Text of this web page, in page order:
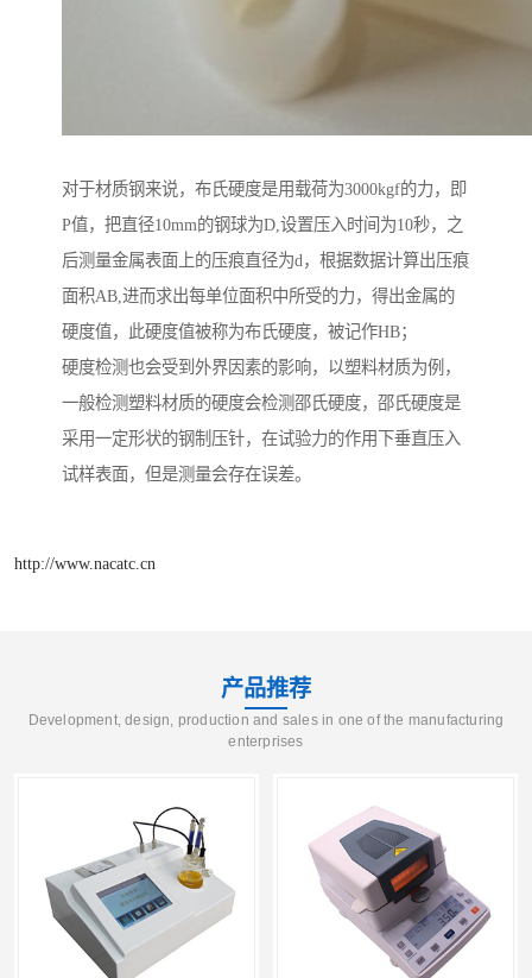
对于材质钢来说，布氏硬度是用载荷为3000kgf的力，即
P值，把直径10mm的钢球为D,设置压入时间为10秒，之
后测量金属表面上的压痕直径为d，根据数据计算出压痕
面积AB,进而求出每单位面积中所受的力，得出金属的
硬度值，此硬度值被称为布氏硬度，被记作HB；
硬度检测也会受到外界因素的影响，以塑料材质为例，
一般检测塑料材质的硬度会检测邵氏硬度，邵氏硬度是
采用一定形状的钢制压针，在试验力的作用下垂直压入
试样表面，但是测量会存在误差。
http://www.nacatc.cn
产品推荐
Development, design, production and sales in one of the manufacturing
enterprises